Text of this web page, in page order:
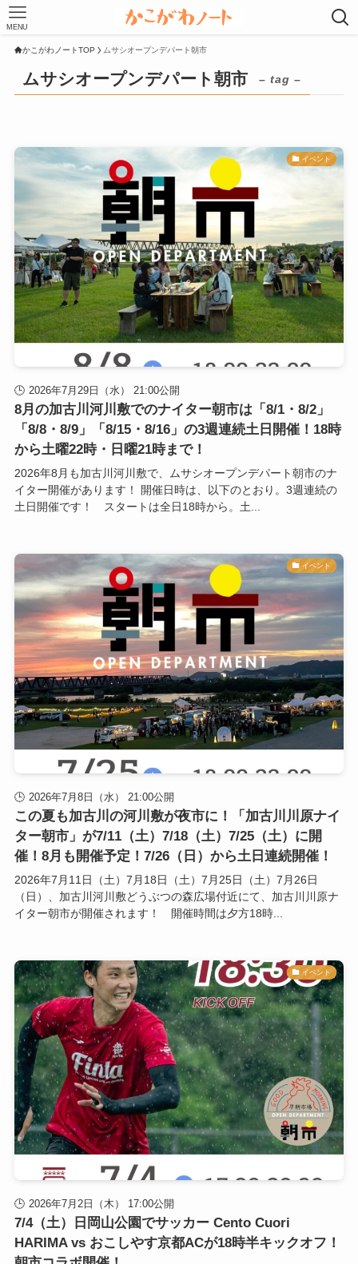
MENU
かこがわノートTOP ムサシオープンデパート朝市
ムサシオープンデパート朝市 – tag –
イベント
2026年7月29日（水） 21:00公開
8月の加古川河川敷でのナイター朝市は「8/1・8/2」
「8/8・8/9」「8/15・8/16」の3週連続土日開催！18時
から土曜22時・日曜21時まで！
2026年8月も加古川河川敷で、ムサシオープンデパート朝市のナ
イター開催があります！ 開催日時は、以下のとおり。3週連続の
土日開催です！ スタートは全日18時から。土...
イベント
2026年7月8日（水） 21:00公開
この夏も加古川の河川敷が夜市に！「加古川川原ナイ
ター朝市」が7/11（土）7/18（土）7/25（土）に開
催！8月も開催予定！7/26（日）から土日連続開催！
2026年7月11日（土）7月18日（土）7月25日（土）7月26日
（日）、加古川河川敷どうぶつの森広場付近にて、加古川川原ナ
イター朝市が開催されます！ 開催時間は夕方18時...
イベント
2026年7月2日（木） 17:00公開
7/4（土）日岡山公園でサッカー Cento Cuori
HARIMA vs おこしやす京都ACが18時半キックオフ！